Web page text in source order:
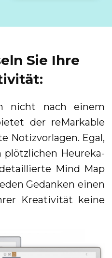
Sie Ihre
nicht nach einem
der reMarkable
Notizvorlagen. Egal,
Heureka-
Mind Map
Gedanken einen
Kreativität keine